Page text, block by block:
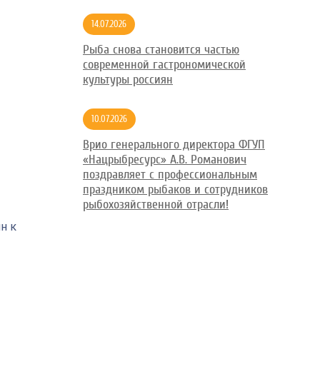
к
14.07.2026
Рыба снова становится частью
современной гастрономической
культуры россиян
10.07.2026
Врио генерального директора ФГУП
«Нацрыбресурс» А.В. Романович
поздравляет с профессиональным
праздником рыбаков и сотрудников
рыбохозяйственной отрасли!